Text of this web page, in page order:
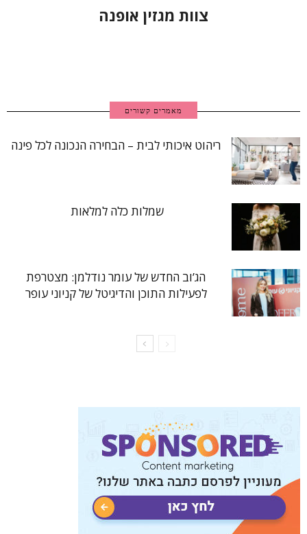
צוות מגזין אופנה
מאמרים קשורים
ריהוט איכותי לבית – הבחירה הנכונה לכל פינה
שמלות כלה למלאות
הג’וב החדש של עומר נודלמן: מצטרפת
לפעילות התוכן והדיגיטל של קניוני עופר